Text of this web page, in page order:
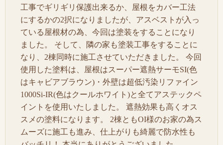
工事でギリギリ保護出来るか、屋根をカバー工法
にするかの2択になりましたが、アスベストが入っ
ている屋根材の為、今回は塗装をすることになり
ました。 そして、隣の家も塗装工事をすることに
なり、2棟同時に施工させていただきました。 今回
使用した塗料は、屋根はスーパー遮熱サーモSI(色
はキャビアブラウン)・外壁は超低汚染リファイン
1000Si-IR(色はクールホワイト)と全てアステックペ
イントを使用いたしました。 遮熱効果も高くオス
スメの塗料になります。 2棟ともOI様のお家の為ス
ムーズに施工も進み、仕上がりも綺麗で防水性も